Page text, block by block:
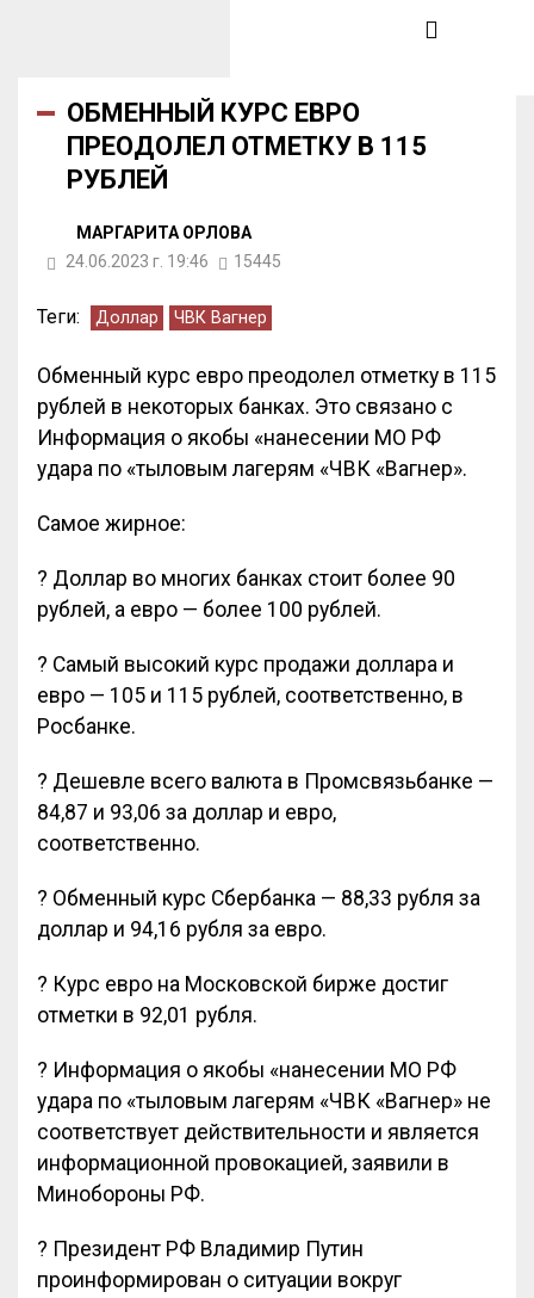
ОБМЕННЫЙ КУРС ЕВРО
ПРЕОДОЛЕЛ ОТМЕТКУ В 115
РУБЛЕЙ
МАРГАРИТА ОРЛОВА
24.06.2023 г. 19:46
15445
Теги: Доллар ЧВК Вагнер
Обменный курс евро преодолел отметку в 115
рублей в некоторых банках. Это связано с
Информация о якобы «нанесении МО РФ
удара по «тыловым лагерям «ЧВК «Вагнер».
Самое жирное:
? Доллар во многих банках стоит более 90
рублей, а евро — более 100 рублей.
? Самый высокий курс продажи доллара и
евро — 105 и 115 рублей, соответственно, в
Росбанке.
? Дешевле всего валюта в Промсвязьбанке —
84,87 и 93,06 за доллар и евро,
соответственно.
? Обменный курс Сбербанка — 88,33 рубля за
доллар и 94,16 рубля за евро.
? Курс евро на Московской бирже достиг
отметки в 92,01 рубля.
? Информация о якобы «нанесении МО РФ
удара по «тыловым лагерям «ЧВК «Вагнер» не
соответствует действительности и является
информационной провокацией, заявили в
Минобороны РФ.
? Президент РФ Владимир Путин
проинформирован о ситуации вокруг